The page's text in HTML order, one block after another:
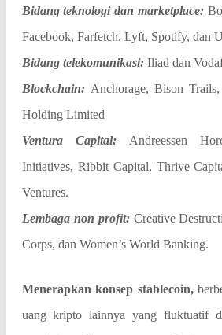
Bidang teknologi dan marketplace:
Facebook, Farfetch, Lyft, Spotify, dan
Bidang telekomunikasi: Iliad dan
Blockchain: Anchorage, Bison
Holding Limited
Ventura Capital: Andreessen
Initiatives, Ribbit Capital, Thrive
Ventures.
Lembaga non profit:Creative
Corps, dan Women’s World Banking.
Menerapkan konsep stablecoin,
uang kripto lainnya yang fluktuatif